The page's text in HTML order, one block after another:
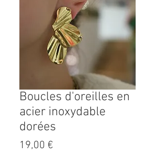
Boucles d'oreilles en
acier inoxydable
dorées
19,00 €